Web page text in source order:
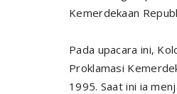
Kemerdekaan
Pada upacara ini,
Proklamasi
1995. Saat ini ia